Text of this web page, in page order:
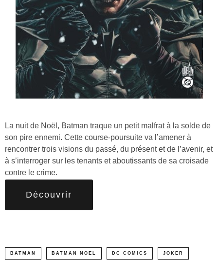
La nuit de Noël, Batman traque un petit malfrat à la solde de
son pire ennemi. Cette course-poursuite va l’amener à
rencontrer trois visions du passé, du présent et de l’avenir, et
à s’interroger sur les tenants et aboutissants de sa croisade
contre le crime.
Découvrir
BATMAN BATMAN NOEL DC COMICS JOKER